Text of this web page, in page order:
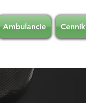
Ambulancie Cenník